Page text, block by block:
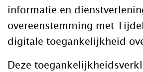
informatie en
overeenstemming met
digitale toegankelijkheid
Deze